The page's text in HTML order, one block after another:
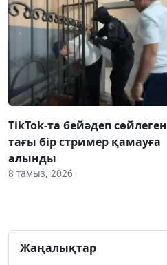
TikTok-та бейәдеп сөйлеген
тағы бір стример қамауға
алынды
8 тамыз, 2026
Жаңалықтар